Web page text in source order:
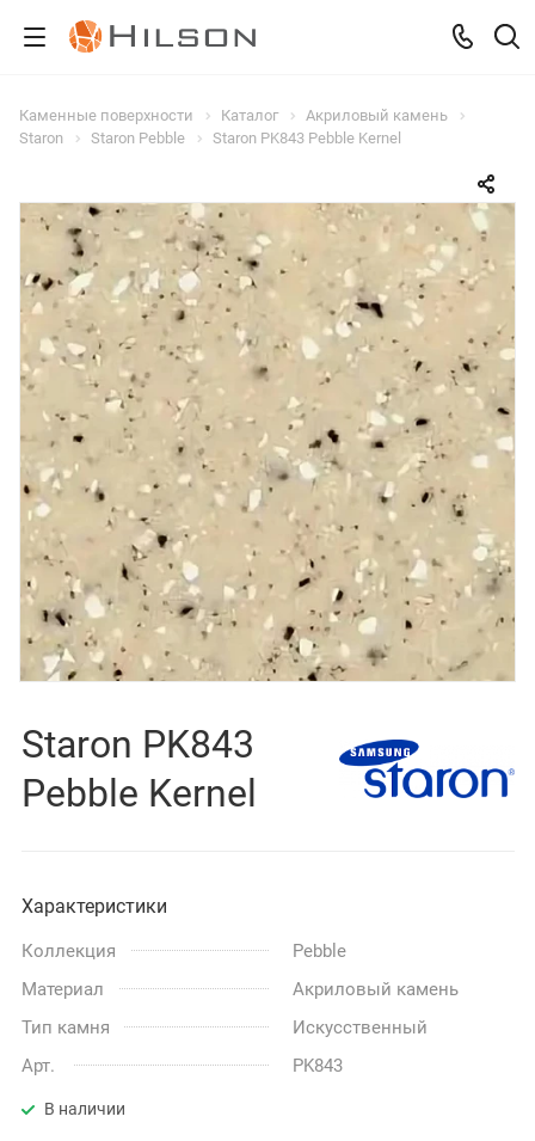
Каменные поверхности Каталог
Акриловый камень
Staron
Staron Pebble Staron PK843 Pebble Kernel
Staron PK843
Pebble Kernel
Характеристики
Коллекция
Pebble
Материал
Акриловый камень
Тип камня
Искусственный
Арт.
PK843
В наличии